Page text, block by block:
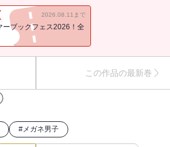
るラキ兄弟とジェノンを相手に圧倒的な
め・・・・・・？
ミカライズ作品最終巻！
2026.08.11まで
ーブックフェス2026！全
この作品の最新巻
#メガネ男子